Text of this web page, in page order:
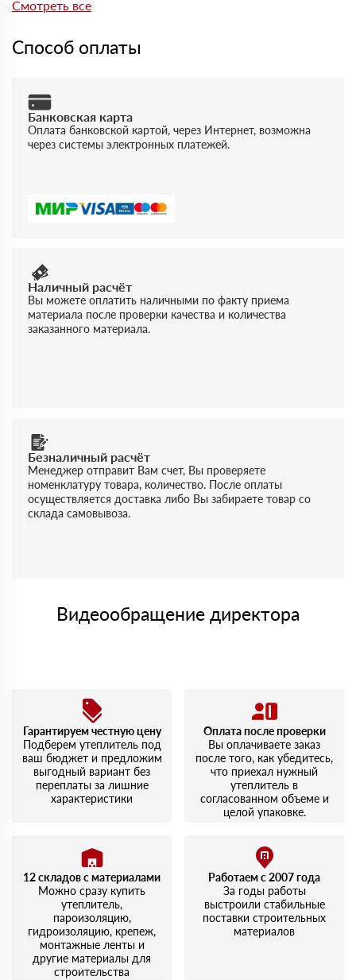
отгрузке можно получить документы, подтверждающие
Смотреть все
Способ оплаты
Банковская карта
Оплата банковской картой, через Интернет, возможна
через системы электронных платежей.
Наличный расчёт
Вы можете оплатить наличными по факту приема
материала после проверки качества и количества
заказанного материала.
Безналичный расчёт
Менеджер отправит Вам счет, Вы проверяете
номенклатуру товара, количество. После оплаты
осуществляется доставка либо Вы забираете товар со
склада самовывоза.
Видеообращение директора
Гарантируем честную цену
Подберем утеплитель под
ваш бюджет и предложим
выгодный вариант без
переплаты за лишние
характеристики
Оплата после проверки
Вы оплачиваете заказ
после того, как убедитесь,
что приехал нужный
утеплитель в
согласованном объеме и
целой упаковке.
12 складов с материалами
Можно сразу купить
утеплитель,
пароизоляцию,
гидроизоляцию, крепеж,
монтажные ленты и
другие материалы для
строительства
Работаем с 2007 года
За годы работы
выстроили стабильные
поставки строительных
материалов